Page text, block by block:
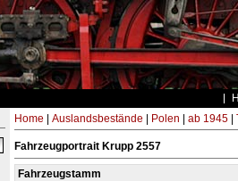
Home Auslandsbestände Polen ab 1945|
Fahrzeugportrait Krupp 2557
Fahrzeugstamm